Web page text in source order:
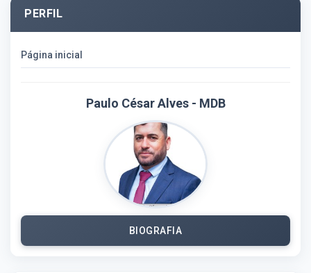
PERFIL
Página inicial
Paulo César Alves - MDB
BIOGRAFIA